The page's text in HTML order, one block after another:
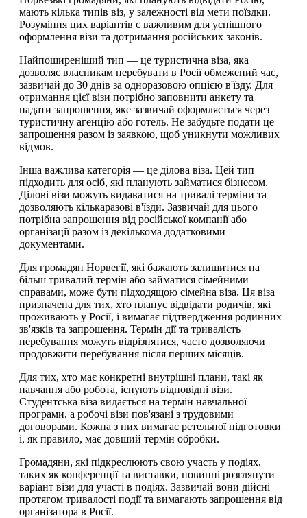
мають кілька типів віз, у залежності від мети поїздки.
Розуміння цих варіантів є важливим для успішного
оформлення візи та дотримання російських законів.
Найпоширеніший тип — це туристична віза, яка
дозволяє власникам перебувати в Росії обмежений час,
зазвичай до 30 днів за одноразовою опцією в'їзду. Для
отримання цієї візи потрібно заповнити анкету та
надати запрошення, яке зазвичай оформляється через
туристичну агенцію або готель. Не забудьте подати це
запрошення разом із заявкою, щоб уникнути можливих
відмов.
Інша важлива категорія — це ділова віза. Цей тип
підходить для осіб, які планують займатися бізнесом.
Ділові візи можуть видаватися на тривалі терміни та
дозволяють кількаразові в'їзди. Зазвичай для цього
потрібна запрошення від російської компанії або
організації разом із декількома додатковими
документами.
Для громадян Норвегії, які бажають залишитися на
більш тривалий термін або займатися сімейними
справами, може бути підходящою сімейна віза. Ця віза
призначена для тих, хто планує відвідати родичів, які
проживають у Росії, і вимагає підтвердження родинних
зв'язків та запрошення. Термін дії та тривалість
перебування можуть відрізнятися, часто дозволяючи
продовжити перебування після перших місяців.
Для тих, хто має конкретні внутрішні плани, такі як
навчання або робота, існують відповідні візи.
Студентська віза видається на термін навчальної
програми, а робочі візи пов'язані з трудовими
договорами. Кожна з них вимагає ретельної підготовки
і, як правило, має довший термін обробки.
Громадяни, які підкреслюють свою участь у подіях,
таких як конференції та виставки, повинні розглянути
варіант візи для участі в подіях. Зазвичай вони дійсні
протягом тривалості події та вимагають запрошення від
організатора в Росії.